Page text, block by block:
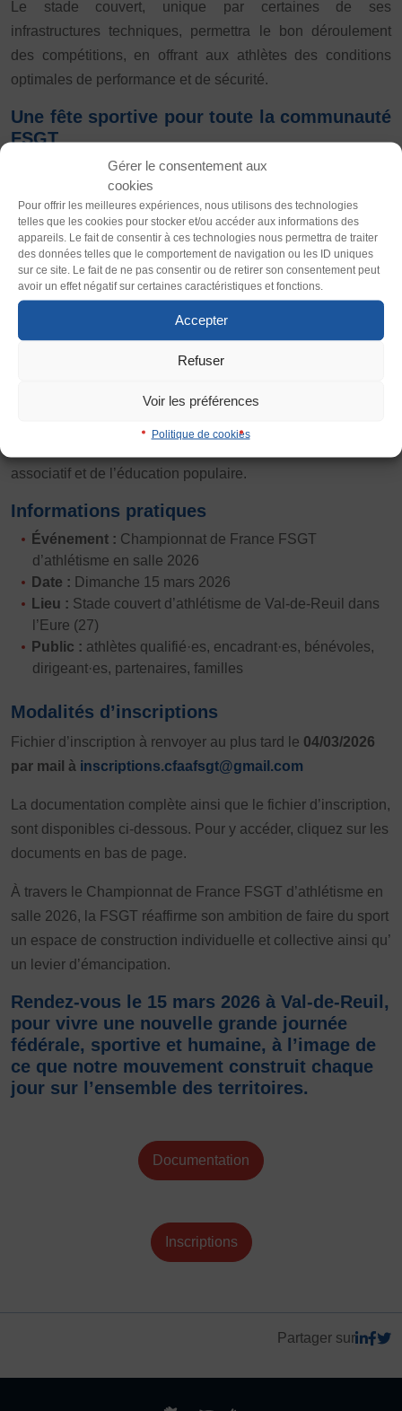
Gérer le consentement aux
cookies
Pour offrir les meilleures expériences, nous utilisons des technologies
telles que les cookies pour stocker et/ou accéder aux informations des
appareils. Le fait de consentir à ces technologies nous permettra de traiter
des données telles que le comportement de navigation ou les ID uniques
sur ce site. Le fait de ne pas consentir ou de retirer son consentement peut
avoir un effet négatif sur certaines caractéristiques et fonctions.
Accepter
Refuser
Voir les préférences
Politique de cookies
Plongée Randonnée pédestre Sport Équestre
Tennis de table Tir Tir à l’arc Vélo Volley-ball
Walking Foot
Le stade couvert, unique par certaines de ses
infrastructures techniques, permettra le bon déroulement
des compétitions, en offrant aux athlètes des conditions
optimales de performance et de sécurité.
Une fête sportive pour toute la communauté
FSGT
Le championnat est une merveilleuse occasion de tisser
des liens et d’échanger entre les différentes régions, les
générations et les parcours de chacun. Dans un cadre
partagé, les jeunes athlètes, quelle que soit leur
expérience, les responsables d’associations, les membres
des familles, les bénévoles et leurs partenaires se
rassemblent autour d’une passion commune : l’athlétisme et
le sport au sein des associations.
donne à chaque événement une dimension bien plus large
associatif et de l’éducation populaire.
Informations pratiques
Événement : Championnat de France FSGT
d’athlétisme en salle 2026
Date : Dimanche 15 mars 2026
Lieu : Stade couvert d’athlétisme de Val-de-Reuil dans
l’Eure (27)
Public : athlètes qualifié·es, encadrant·es, bénévoles,
dirigeant·es, partenaires, familles
Modalités d’inscriptions
Fichier d’inscription à renvoyer au plus tard le 04/03/2026
par mail à inscriptions.cfaafsgt@gmail.com
La documentation complète ainsi que le fichier d’inscription,
sont disponibles ci-dessous. Pour y accéder, cliquez sur les
documents en bas de page.
À travers le Championnat de France FSGT d’athlétisme en
salle 2026, la FSGT réaffirme son ambition de faire du sport
un espace de construction individuelle et collective ainsi qu’
un levier d’émancipation.
Rendez-vous le 15 mars 2026 à Val-de-Reuil,
pour vivre une nouvelle grande journée
fédérale, sportive et humaine, à l’image de
ce que notre mouvement construit chaque
jour sur l’ensemble des territoires.
Documentation
Inscriptions
Partager sur
Thème
Clair Sombre
Police (dyslexie)
Défaut Adapter
Taille du texte
Défaut Supprimer
Images
Défaut Remplacer par du texte
Ecouter